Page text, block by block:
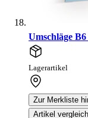
Umschläge
Lagerartikel
Zur Merkliste
Artikel